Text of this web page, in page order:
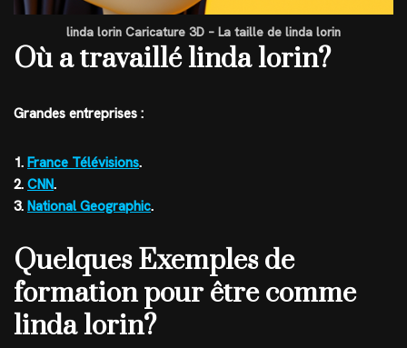
linda lorin Caricature 3D – La taille de linda lorin
Où a travaillé linda lorin?
Grandes entreprises :
1. France Télévisions.
2. CNN.
3. National Geographic.
Quelques Exemples de
formation pour être comme
linda lorin?